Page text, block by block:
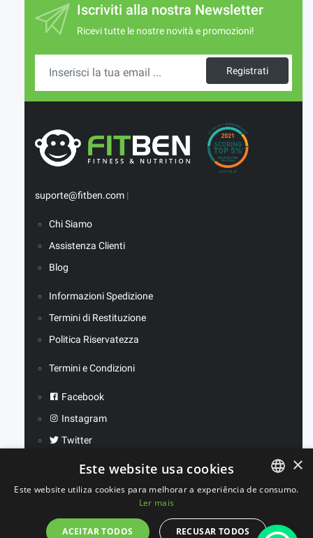
Iscriviti alla nostra Newsletter
Ricevi tutte le nostre novità e promozioni!
Registrati
suporte@fitben.com |
Chi Siamo
Assistenza Clienti
Blog
Informazioni Spedizione
Termini di Restituzione
Politica Riservatezza
Termini e Condizioni
Facebook
Instagram
Twitter
2023 ©FitBen . Tutti i diritti riservati.
Sviluppato daWeLove Studio
SPANISH
×
Este website usa cookies
Este website utiliza cookies para melhorar a experiência de consumo.
Ler mais
ACEITAR TODOS RECUSAR TODOS